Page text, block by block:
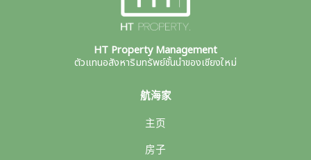
HT Property Management
ตัวแทนอสังหาริมทรัพย์ชั้นนำของเชียงใหม่
航海家
主页
房子